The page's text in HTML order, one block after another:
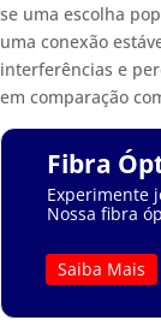
se uma escolha
uma conexão
interferências e
em comparação
Fibra
Experimente
Nossa fibra
Saiba Mais